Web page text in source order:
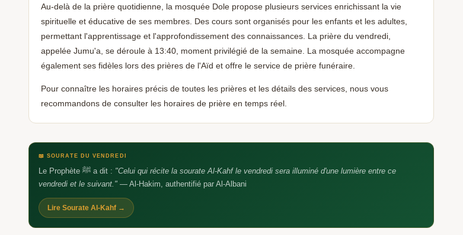
Au-delà de la prière quotidienne, la mosquée Dole propose plusieurs services enrichissant la vie
spirituelle et éducative de ses membres. Des cours sont organisés pour les enfants et les adultes,
permettant l'apprentissage et l'approfondissement des connaissances. La prière du vendredi,
appelée Jumu'a, se déroule à 13:40, moment privilégié de la semaine. La mosquée accompagne
également ses fidèles lors des prières de l'Aïd et offre le service de prière funéraire.
Pour connaître les horaires précis de toutes les prières et les détails des services, nous vous
recommandons de consulter les horaires de prière en temps réel.
📖 SOURATE DU VENDREDI
Le Prophète ﷺ a dit : "Celui qui récite la sourate Al-Kahf le vendredi sera illuminé d'une lumière entre ce
vendredi et le suivant." — Al-Hakim, authentifié par Al-Albani
Lire Sourate Al-Kahf →
🕌
Aidez-nous à grandir 🕌
Un avis Google, ça fait toute la différence —
barakAllahu fik